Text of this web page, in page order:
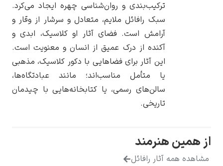
ترکیب‌بندی و روان‌شناسی چهره ایجاد می‌کرد.
سبک رافائل ملایم، متعادل و سرشار از وقار و
آرامش است. فضای آثار او کلاسیک، ابدی و
آکنده از درک عمیق از انسان و معنویت است.
این آثار برای فضاهایی با دکور کلاسیک، مذهبی
یا متأمل مناسب‌اند؛ مانند عبادتگاه‌ها،
سالن‌های رسمی، یا کتابخانه‌هایی با چیدمان
تاریخی.
همین هنرمند
همه آثار رافائل